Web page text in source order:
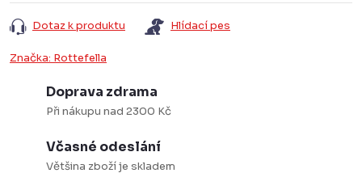
Dotaz k produktu Hlídací pes
Značka: Rottefella
Doprava zdrama
Při nákupu nad 2300 Kč
Včasné odeslání
Většina zboží je skladem